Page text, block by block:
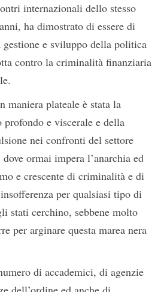
internazionali dello stesso
ha dimostrato di essere di
gestione e sviluppo della politica
contro la criminalità finanziaria
maniera plateale è stata la
profondo e viscerale e della
nei confronti del settore
ormai impera l’anarchia ed
e crescente di criminalità e di
per qualsiasi tipo di
stati cerchino, sebbene molto
per arginare questa marea nera
di accademici, di agenzie